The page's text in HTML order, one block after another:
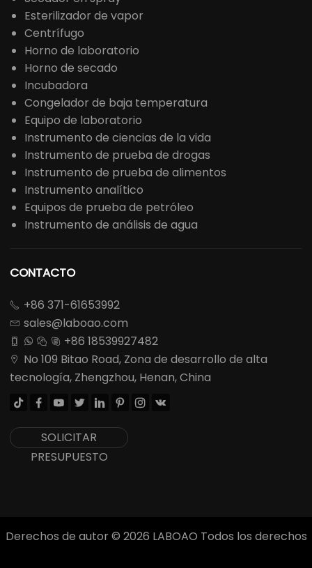
Esterilizador de vapor
Centrífugo
Horno de laboratorio
Horno de secado
Incubadora
Congelador de baja temperatura
Equipo de laboratorio
Instrumento de ciencias de la vida
Instrumento de prueba de drogas
Instrumento de prueba de alimentos
Instrumento analítico
Equipos de prueba de petróleo
Instrumento de análisis de agua
CONTACTO
 +86 371-61653992
 sales@laboao.com
    +86 18539927482

No 109 Bitao Road, Zona de desarrollo de alta
tecnología, Zhengzhou, Henan, China
       
SOLICITAR
PRESUPUESTO
Derechos de autor © 2026 LABOAO Todos los derechos